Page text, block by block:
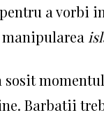
a vorbi
Barbatii